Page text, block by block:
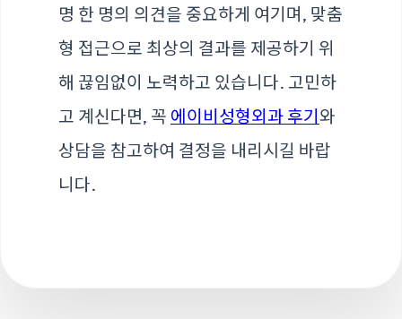
명 한 명의 의견을 중요하게 여기며, 맞춤
형 접근으로 최상의 결과를 제공하기 위
해 끊임없이 노력하고 있습니다. 고민하
고 계신다면, 꼭 에이비성형외과 후기 와
상담을 참고하여 결정을 내리시길 바랍
니다.